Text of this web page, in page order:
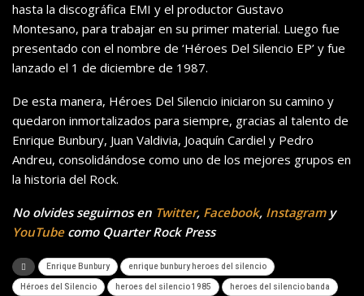
hasta la discográfica EMI y el productor Gustavo
Montesano, para trabajar en su primer material. Luego fue
presentado con el nombre de ‘Héroes Del Silencio EP’ y fue
lanzado el 1 de diciembre de 1987.
De esta manera, Héroes Del Silencio iniciaron su camino y
quedaron inmortalizados para siempre, gracias al talento de
Enrique Bunbury, Juan Valdivia, Joaquín Cardiel y Pedro
Andreu, consolidándose como uno de los mejores grupos en
la historia del Rock.
No olvides seguirnos en Twitter, Facebook, Instagramy
YouTubecomo Quarter Rock Press
Enrique Bunbury enrique bunbury heroes del silencio
Héroes del Silencio heroes del silencio 1985 heroes del silencio banda